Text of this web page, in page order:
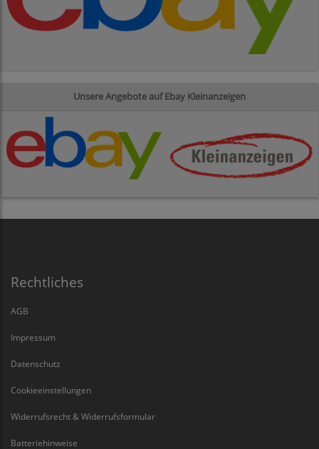
Unsere Angebote auf Ebay Kleinanzeigen
Rechtliches
AGB
Impressum
Datenschutz
Cookieeinstellungen
Widerrufsrecht & Widerrufsformular
Batteriehinweise